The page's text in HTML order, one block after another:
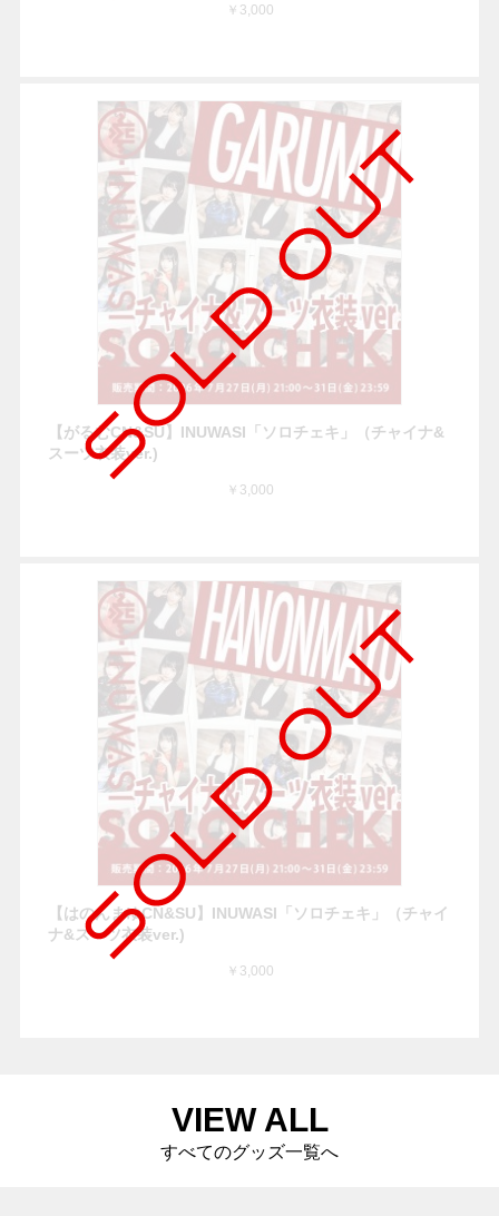
￥3,000
【がるむCN&SU】INUWASI「ソロチェキ」（チャイナ&
スーツ衣装ver.)
￥3,000
【はのんまゆCN&SU】INUWASI「ソロチェキ」（チャイ
ナ&スーツ衣装ver.)
￥3,000
VIEW ALL
すべてのグッズ一覧へ